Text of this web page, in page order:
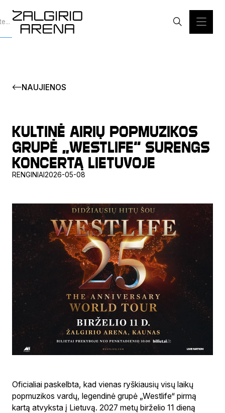
NAUJIENOS
Kultinė airių popmuzikos
grupė „Westlife“ surengs
koncertą Lietuvoje
RENGINIAI2026-05-08
Oficialiai paskelbta, kad vienas ryškiausių visų laikų
popmuzikos vardų, legendinė grupė „Westlife“ pirmą
kartą atvyksta į Lietuvą. 2027 metų birželio 11 dieną